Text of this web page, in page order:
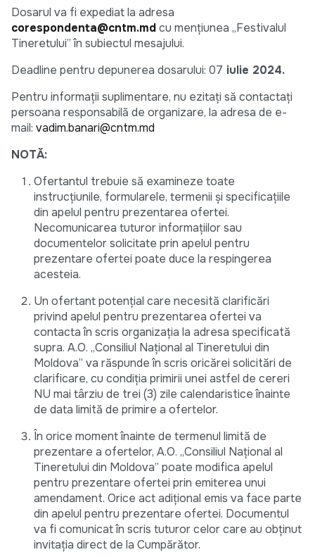
Dosarul va fi expediat la adresa
corespondenta@cntm.mdcu mențiunea „Festivalul
Tineretului” în subiectul mesajului.
Deadline pentru depunerea dosarului: 07 iulie 2024.
Pentru informații suplimentare, nu ezitați să contactați
persoana responsabilă de organizare, la adresa de e-
mail: vadim.banari@cntm.md
NOTĂ:
Ofertantul trebuie să examineze toate
instrucțiunile, formularele, termenii și specificațiile
din apelul pentru prezentarea ofertei.
Necomunicarea tuturor informațiilor sau
documentelor solicitate prin apelul pentru
prezentare ofertei poate duce la respingerea
acesteia.
Un ofertant potențial care necesită clarificări
privind apelul pentru prezentarea ofertei va
contacta în scris organizația la adresa specificată
supra. A.O. „Consiliul Național al Tineretului din
Moldova” va răspunde în scris oricărei solicitări de
clarificare, cu condiția primirii unei astfel de cereri
NU mai târziu de trei (3) zile calendaristice înainte
de data limită de primire a ofertelor.
În orice moment înainte de termenul limită de
prezentare a ofertelor, A.O. „Consiliul Național al
Tineretului din Moldova” poate modifica apelul
pentru prezentare ofertei prin emiterea unui
amendament. Orice act adițional emis va face parte
din apelul pentru prezentare ofertei. Documentul
va fi comunicat în scris tuturor celor care au obținut
invitația direct de la Cumpărător.